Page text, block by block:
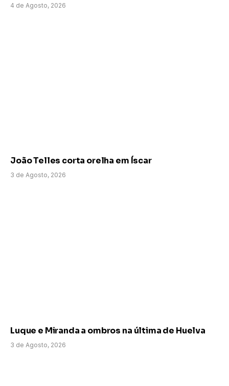
4 de Agosto, 2026
João Telles corta orelha em Íscar
3 de Agosto, 2026
Luque e Miranda a ombros na última de Huelva
3 de Agosto, 2026